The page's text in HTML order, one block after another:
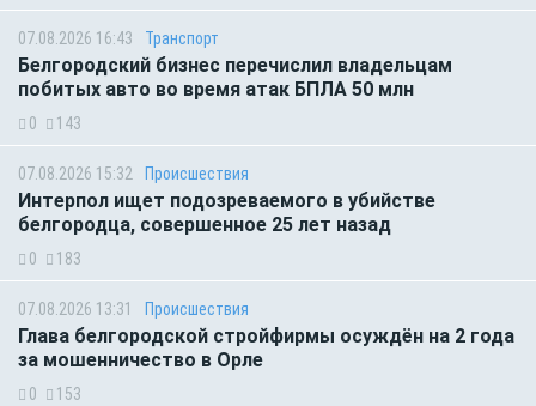
07.08.2026 16:43 Транспорт
Белгородский бизнес перечислил владельцам
побитых авто во время атак БПЛА 50 млн
0 143
07.08.2026 15:32 Происшествия
Интерпол ищет подозреваемого в убийстве
белгородца, совершенное 25 лет назад
0 183
07.08.2026 13:31 Происшествия
Глава белгородской стройфирмы осуждён на 2 года
за мошенничество в Орле
0 153